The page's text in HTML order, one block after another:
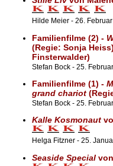
Hilde Meier - 26.
Familienfilme (2) -
(Regie: Sonja
Finsterwalder)
Stefan Bock - 25.
Familienfilme (1) -
grand chariot
Stefan Bock - 25.
Kalle Kosmonaut
Helga Fitzner - 25.
Seaside Specialvon